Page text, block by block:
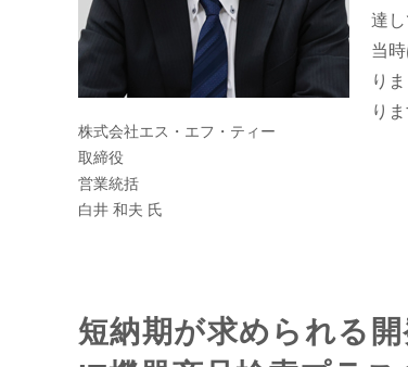
株式会社エス・エフ・ティー
取締役
営業統括
白井 和夫 氏
達し
当
り
りま
短納期が求められる